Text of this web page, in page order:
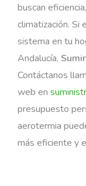
buscan
climatización. Si
sistema en tu
Andalucía,
Contáctanos
web en
presupuesto
aerotermia
más eficiente y